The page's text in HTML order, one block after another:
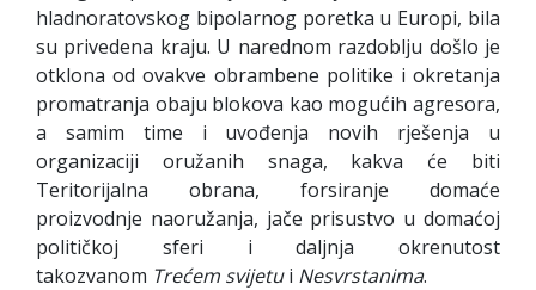
hladnoratovskog bipolarnog poretka u Europi, bila
su privedena kraju. U narednom razdoblju došlo je
otklona od ovakve obrambene politike i okretanja
promatranja obaju blokova kao mogućih agresora,
a samim time i uvođenja novih rješenja u
organizaciji oružanih snaga, kakva će biti
Teritorijalna obrana, forsiranje domaće
proizvodnje naoružanja, jače prisustvo u domaćoj
političkoj sferi i daljnja okrenutost
takozvanom Trećem svijetui Nesvrstanima.